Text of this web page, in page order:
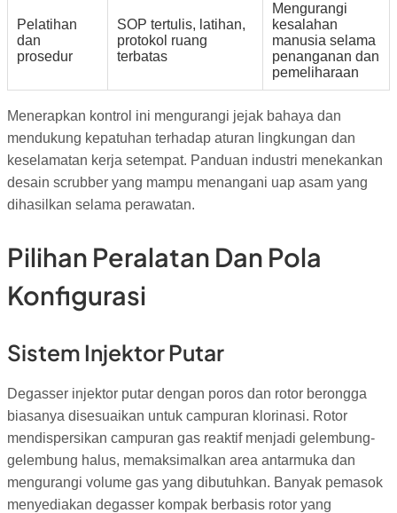
Pelatihan
dan
prosedur
SOP tertulis, latihan,
protokol ruang
terbatas
Mengurangi
kesalahan
manusia selama
penanganan dan
pemeliharaan
Menerapkan kontrol ini mengurangi jejak bahaya dan
mendukung kepatuhan terhadap aturan lingkungan dan
keselamatan kerja setempat. Panduan industri menekankan
desain scrubber yang mampu menangani uap asam yang
dihasilkan selama perawatan.
Pilihan Peralatan Dan Pola
Konfigurasi
Sistem Injektor Putar
Degasser injektor putar dengan poros dan rotor berongga
biasanya disesuaikan untuk campuran klorinasi. Rotor
mendispersikan campuran gas reaktif menjadi gelembung-
gelembung halus, memaksimalkan area antarmuka dan
mengurangi volume gas yang dibutuhkan. Banyak pemasok
menyediakan degasser kompak berbasis rotor yang